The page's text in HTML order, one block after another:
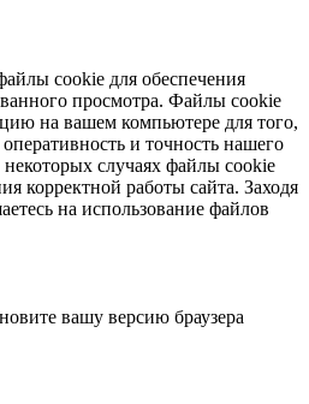
cookie для обеспечения
просмотра. Файлы cookie
на вашем компьютере для того,
и точность нашего
случаях файлы cookie
корректной работы сайта. Заходя
на использование файлов
вашу версию браузера